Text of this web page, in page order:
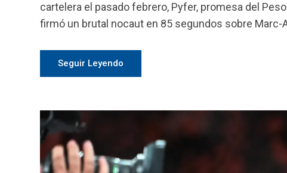
cartelera el pasado febrero, Pyfer, promesa del
firmó un brutal nocaut en 85 segundos sobre Marc-
Seguir Leyendo